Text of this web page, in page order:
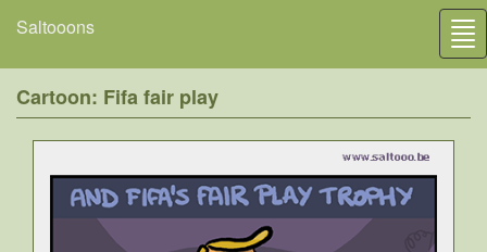
Saltooons
Cartoon: Fifa fair play